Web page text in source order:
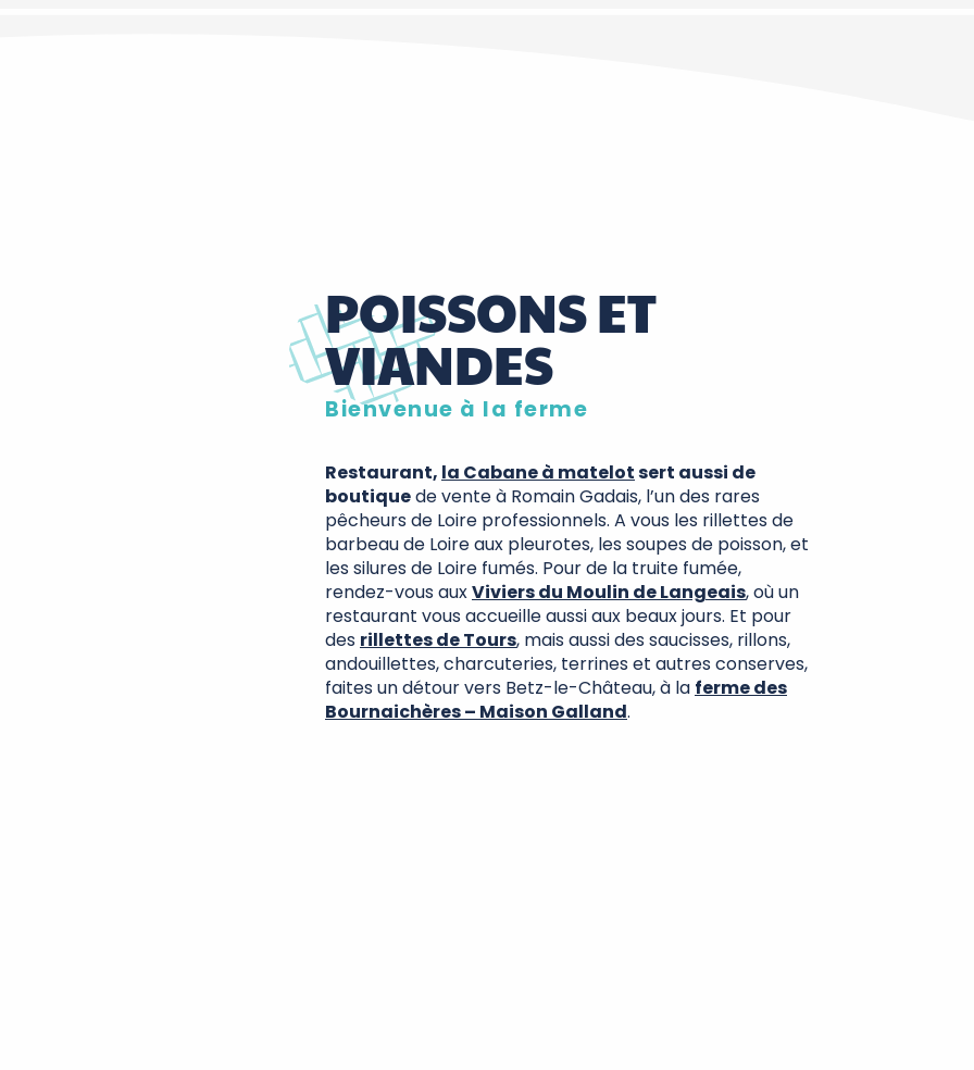
POISSONS ET
VIANDES
Bienvenue à la ferme
Restaurant, la Cabane à matelotsert aussi de
boutiquede vente à Romain Gadais, l’un des rares
pêcheurs de Loire professionnels. A vous les rillettes de
barbeau de Loire aux pleurotes, les soupes de poisson, et
les silures de Loire fumés. Pour de la truite fumée,
rendez-vous auxViviers du Moulin de Langeais, où un
restaurant vous accueille aussi aux beaux jours. Et pour
des rillettes de Tours, mais aussi des saucisses, rillons,
andouillettes, charcuteries, terrines et autres conserves,
faites un détour vers Betz-le-Château, à la ferme des
Bournaichères – Maison Galland.